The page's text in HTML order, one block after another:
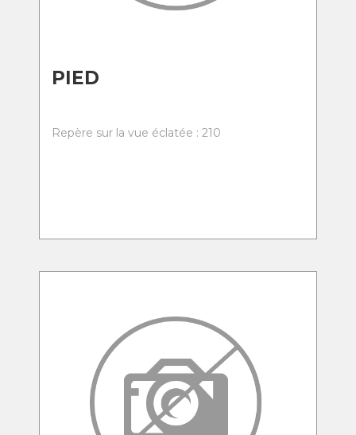
PIED
Repère sur la vue éclatée : 210